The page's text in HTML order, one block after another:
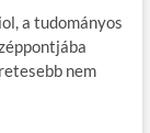
a tudományos
nem